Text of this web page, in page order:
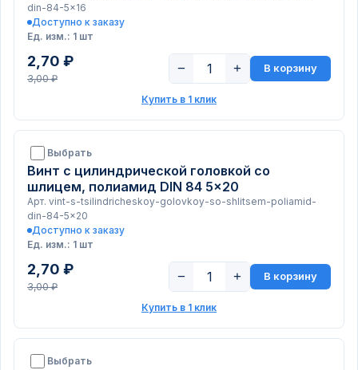
din-84-5x16
Доступно к заказу
Ед. изм.: 1 шт
2,70 ₽
3,00 ₽
− + В корзину
Купить в 1 клик
Выбрать
Винт с цилиндрической головкой со
шлицем, полиамид DIN 84 5x20
Арт. vint-s-tsilindricheskoy-golovkoy-so-shlitsem-poliamid-
din-84-5x20
Доступно к заказу
Ед. изм.: 1 шт
2,70 ₽
3,00 ₽
− + В корзину
Купить в 1 клик
Выбрать